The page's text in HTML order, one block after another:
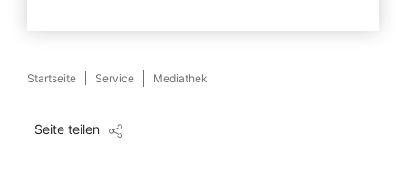
Startseite Service Mediathek
Seite teilen